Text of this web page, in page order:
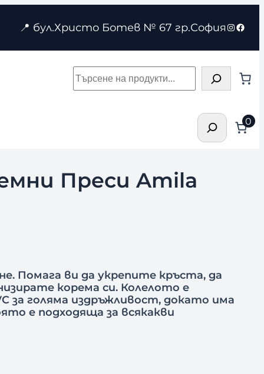
📍 бул.Христо Ботев № 67 гр.София
Търсене
Търсене0
Преси Amila
Помага ви да укрепите кръста, да
корема си. Колелото е
за голяма издръжливост, докато има
е подходяща за всякакви